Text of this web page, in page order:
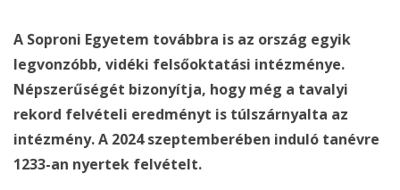
A Soproni Egyetem továbbra is az ország egyik
legvonzóbb, vidéki felsőoktatási intézménye.
Népszerűségét bizonyítja, hogy még a tavalyi
rekord felvételi eredményt is túlszárnyalta az
intézmény. A 2024 szeptemberében induló tanévre
1233-an nyertek felvételt.